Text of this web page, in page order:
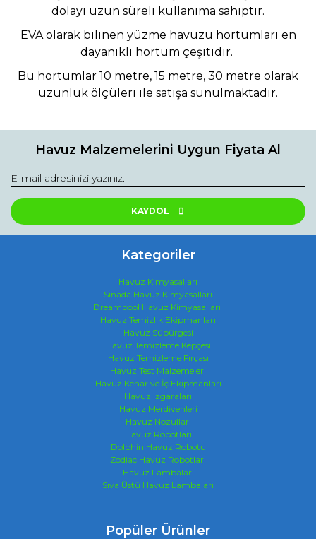
dolayı uzun süreli kullanıma sahiptir.
EVA olarak bilinen yüzme havuzu hortumları en
dayanıklı hortum çeşitidir.
Bu hortumlar 10 metre, 15 metre, 30 metre olarak
uzunluk ölçüleri ile satışa sunulmaktadır.
Havuz Malzemelerini Uygun Fiyata Al
KAYDOL
Kategoriler
Havuz Kimyasalları
Sinada Havuz Kimyasalları
Dreampool Havuz Kimyasalları
Havuz Temizlik Ekipmanları
Havuz Süpürgesi
Havuz Temizleme Kepçesi
Havuz Temizleme Fırçası
Havuz Test Malzemeleri
Havuz Kenar ve İç Ekipmanları
Havuz Izgaraları
Havuz Merdivenleri
Havuz Nozulları
Havuz Robotları
Dolphin Havuz Robotu
Zodiac Havuz Robotları
Havuz Lambaları
Sıva Üstü Havuz Lambaları
Popüler Ürünler